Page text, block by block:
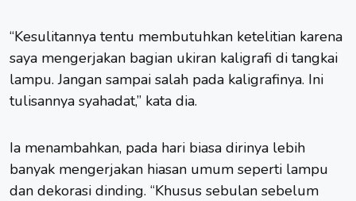
“Kesulitannya tentu membutuhkan ketelitian karena
saya mengerjakan bagian ukiran kaligrafi di tangkai
lampu. Jangan sampai salah pada kaligrafinya. Ini
tulisannya syahadat,” kata dia.
Ia menambahkan, pada hari biasa dirinya lebih
banyak mengerjakan hiasan umum seperti lampu
dan dekorasi dinding. “Khusus sebulan sebelum